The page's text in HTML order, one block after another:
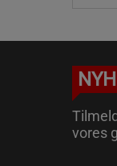
vores